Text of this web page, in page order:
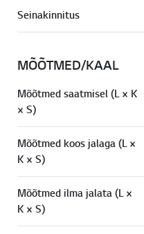
Seinakinnitus
MÕÕTMED/KAAL
Mõõtmed saatmisel (L × K
× S)
Mõõtmed koos jalaga (L ×
K × S)
Mõõtmed ilma jalata (L ×
K × S)